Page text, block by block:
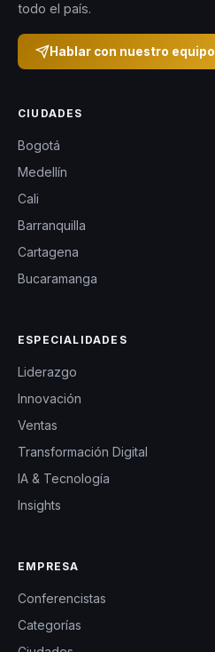
todo el país.
Hablar con nuestro equipo
CIUDADES
Bogotá
Medellín
Cali
Barranquilla
Cartagena
Bucaramanga
ESPECIALIDADES
Liderazgo
Innovación
Ventas
Transformación Digital
IA & Tecnología
Insights
EMPRESA
Conferencistas
Categorías